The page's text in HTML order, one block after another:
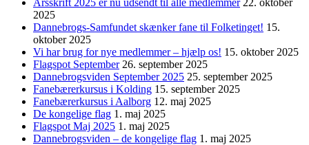
Årsskrift 2025 er nu udsendt til alle medlemmer 22. oktober
2025
Dannebrogs-Samfundet skænker fane til Folketinget! 15.
oktober 2025
Vi har brug for nye medlemmer – hjælp os! 15. oktober 2025
Flagspot September 26. september 2025
Dannebrogsviden September 2025 25. september 2025
Fanebærerkursus i Kolding 15. september 2025
Fanebærerkursus i Aalborg 12. maj 2025
De kongelige flag 1. maj 2025
Flagspot Maj 2025 1. maj 2025
Dannebrogsviden – de kongelige flag 1. maj 2025